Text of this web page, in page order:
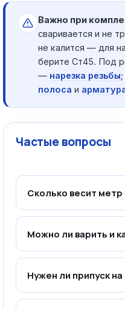
Важно при
сваривается и не
не калится — для
берите Ст45. Под
— нарезка резьбы
полоса и
Частые вопросы
Сколько весит метр
Можно ли варить и
Нужен ли припуск на